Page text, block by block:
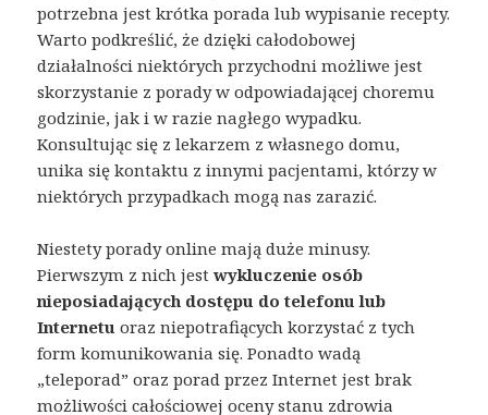
potrzebna jest krótka porada lub wypisanie recepty.
Warto podkreślić, że dzięki całodobowej
działalności niektórych przychodni możliwe jest
skorzystanie z porady w odpowiadającej choremu
godzinie, jak i w razie nagłego wypadku.
Konsultując się z lekarzem z własnego domu,
unika się kontaktu z innymi pacjentami, którzy w
niektórych przypadkach mogą nas zarazić.
Niestety porady online mają duże minusy.
Pierwszym z nich jestwykluczenie osób
nieposiadających dostępu do telefonu lub
Internetu oraz niepotrafiących korzystać z tych
form komunikowania się. Ponadto wadą
„teleporad” oraz porad przez Internet jest brak
możliwości całościowej oceny stanu zdrowia